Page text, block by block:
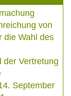
von
die Wahl des
der Vertretung
September